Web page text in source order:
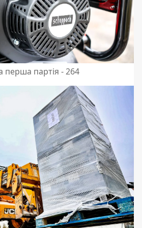
перша партія - 264